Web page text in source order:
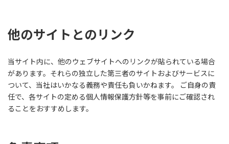
他のサイトとのリンク
当サイト内に、他のウェブサイトへのリンクが貼られている場合
があります。それらの独立した第三者のサイトおよびサービスに
ついて、当社はいかなる義務や責任も負いかねます。 ご自身の責
任で、各サイトの定める個人情報保護方針等を事前にご確認され
ることをおすすめします。